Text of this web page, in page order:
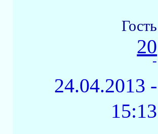
Гость
20
-
24.04.2013 -
15:13